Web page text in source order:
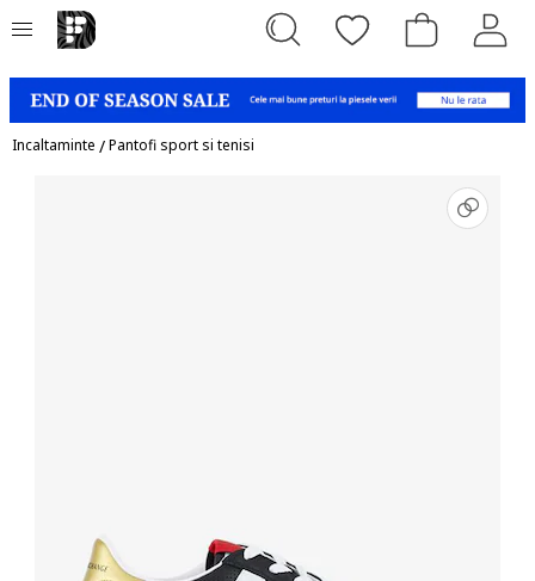
Incaltaminte /Pantofi sport si tenisi